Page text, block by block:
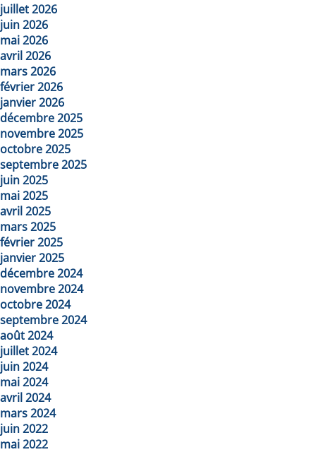
juillet 2026
juin 2026
mai 2026
avril 2026
mars 2026
février 2026
janvier 2026
décembre 2025
novembre 2025
octobre 2025
septembre 2025
juin 2025
mai 2025
avril 2025
mars 2025
février 2025
janvier 2025
décembre 2024
novembre 2024
octobre 2024
septembre 2024
août 2024
juillet 2024
juin 2024
mai 2024
avril 2024
mars 2024
juin 2022
mai 2022